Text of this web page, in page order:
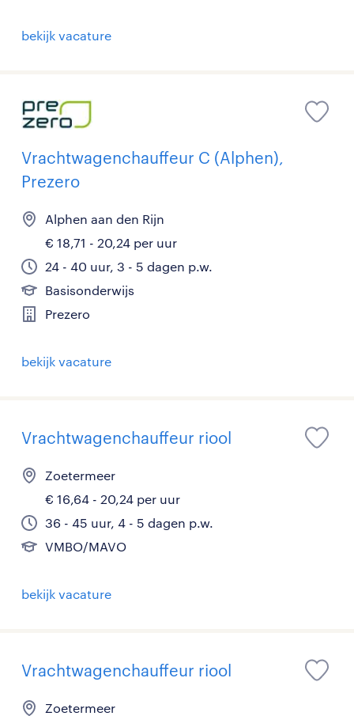
bekijk vacature
Vrachtwagenchauffeur C (Alphen),
Prezero
Alphen aan den Rijn
€ 18,71 - 20,24 per uur
24 - 40 uur, 3 - 5 dagen p.w.
Basisonderwijs
Prezero
bekijk vacature
Vrachtwagenchauffeur riool
Zoetermeer
€ 16,64 - 20,24 per uur
36 - 45 uur, 4 - 5 dagen p.w.
VMBO/MAVO
bekijk vacature
Vrachtwagenchauffeur riool
Zoetermeer